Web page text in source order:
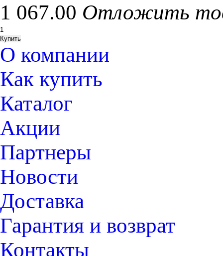
1 067.00 Отложить
О компании
Как купить
Каталог
Акции
Партнеры
Новости
Доставка
Гарантия и возврат
Контакты